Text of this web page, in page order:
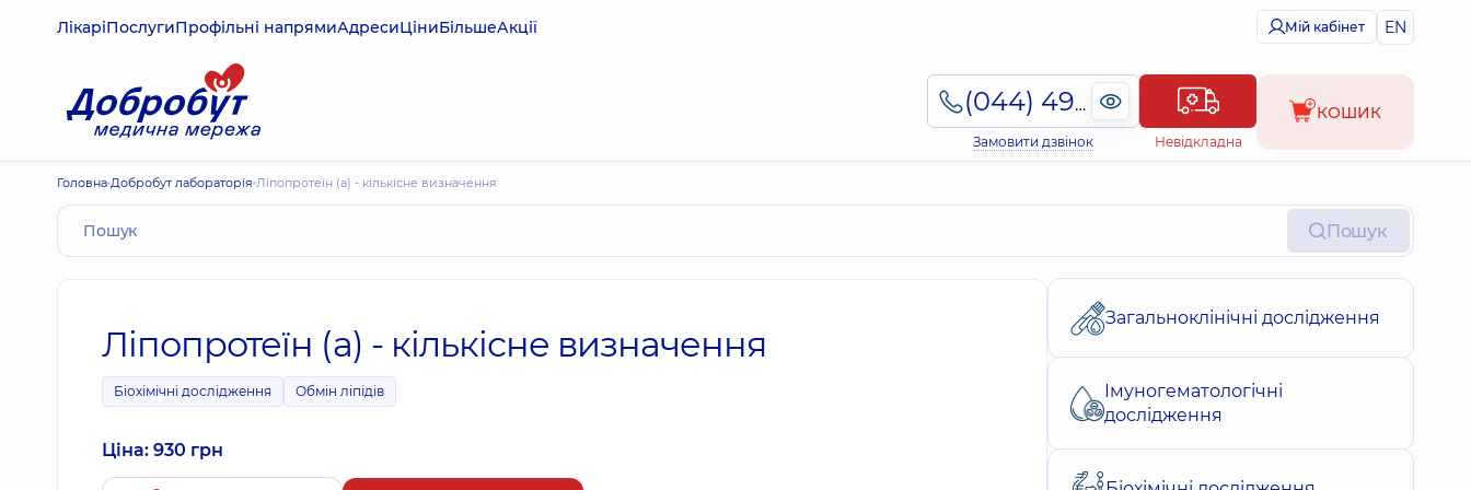
ЛікаріПослугиПрофільні напрямиАдресиЦіниБільшеАкції Мій кабінет EN
(044) 495-2-888
Замовити дзвінок Невідкладна
КОШИК
Головна Добробут лабораторія Ліпопротеїн (а) - кількісне визначення
Пошук
Ліпопротеїн (а) - кількісне визначення
Біохімічні дослідження Обмін ліпідів
Ціна: 930 грн
Загальноклінічні дослідження
Імуногематологічні
дослідження